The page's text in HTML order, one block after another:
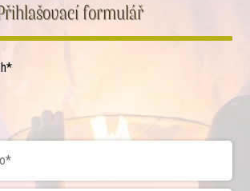
formulář